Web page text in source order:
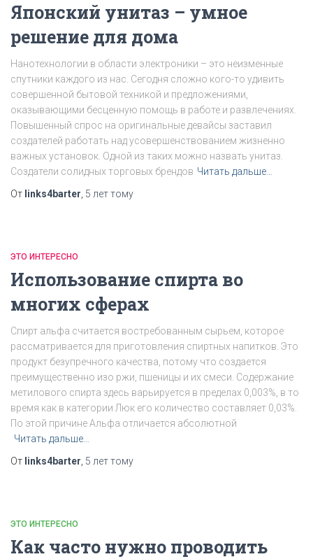
Японский унитаз – умное
решение для дома
Нанотехнологии в области электроники – это неизменные
спутники каждого из нас. Сегодня сложно кого-то удивить
совершенной бытовой техникой и предложениями,
оказывающими бесценную помощь в работе и развлечениях.
Повышенный спрос на оригинальные девайсы заставил
создателей работать над усовершенствованием жизненно
важных установок. Одной из таких можно назвать унитаз.
Создатели солидных торговых брендов Читать дальше…
От links4barter 5 леттому
ЭТО ИНТЕРЕСНО
Использование спирта во
многих сферах
Спирт альфа считается востребованным сырьем, которое
рассматривается для приготовления спиртных напитков. Это
продукт безупречного качества, потому что создается
преимущественно изо ржи, пшеницы и их смеси. Содержание
метилового спирта здесь варьируется в пределах 0,003%, в то
время как в категории Люк его количество составляет 0,03%.
По этой причине Альфа отличается абсолютной
Читать дальше…
От links4barter 5 леттому
ЭТО ИНТЕРЕСНО
Как часто нужно проводить